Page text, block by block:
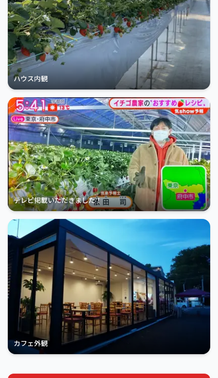
ハウス内観
テレビ掲載いただきました！
カフェ外観